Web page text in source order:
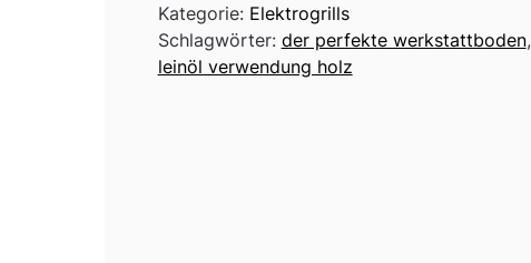
Kategorie: Elektrogrills
Schlagwörter: der perfekte werkstattboden,
leinöl verwendung holz